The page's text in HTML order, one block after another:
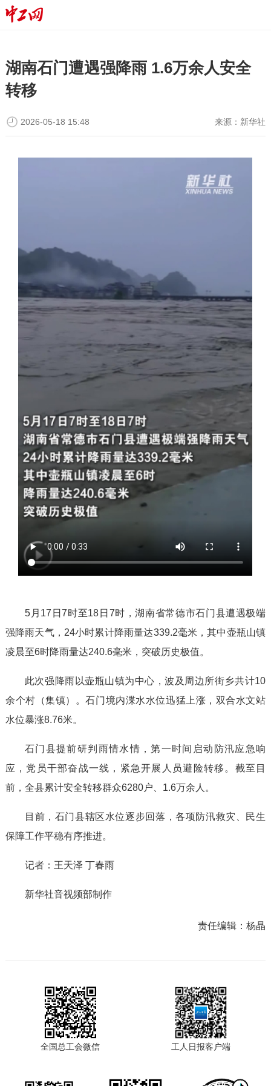
湖南石门遭遇强降雨 1.6万余人安全
转移
来源： 新华社
2026-05-18 15:48
5月17日7时至18日7时，湖南省常德市石门县遭遇极端
强降雨天气，24小时累计降雨量达339.2毫米，其中壶瓶山镇
凌晨至6时降雨量达240.6毫米，突破历史极值。
此次强降雨以壶瓶山镇为中心，波及周边所街乡共计10
余个村（集镇）。石门境内渫水水位迅猛上涨，双合水文站
水位暴涨8.76米。
石门县提前研判雨情水情，第一时间启动防汛应急响
应，党员干部奋战一线，紧急开展人员避险转移。截至目
前，全县累计安全转移群众6280户、1.6万余人。
目前，石门县辖区水位逐步回落，各项防汛救灾、民生
保障工作平稳有序推进。
记者：王天泽 丁春雨
新华社音视频部制作
责任编辑：杨晶
全国总工会微信 工人日报客户端